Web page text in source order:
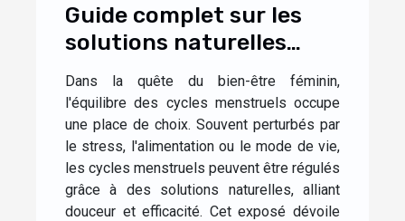
Guide complet sur les
solutions naturelles
pour l'équilibre des
cycles menstruels
Dans la quête du bien-être féminin,
l'équilibre des cycles menstruels occupe
une place de choix. Souvent perturbés par
le stress, l'alimentation ou le mode de vie,
les cycles menstruels peuvent être régulés
grâce à des solutions naturelles, alliant
douceur et efficacité. Cet exposé dévoile